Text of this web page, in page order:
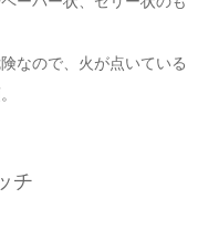
なので、火が点いている
チ